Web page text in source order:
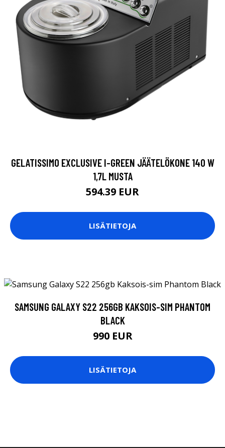
GELATISSIMO EXCLUSIVE I-GREEN JÄÄTELÖKONE 140 W
1,7L MUSTA
594.39 EUR
LISÄTIETOJA
SAMSUNG GALAXY S22 256GB KAKSOIS-SIM PHANTOM
BLACK
990 EUR
LISÄTIETOJA